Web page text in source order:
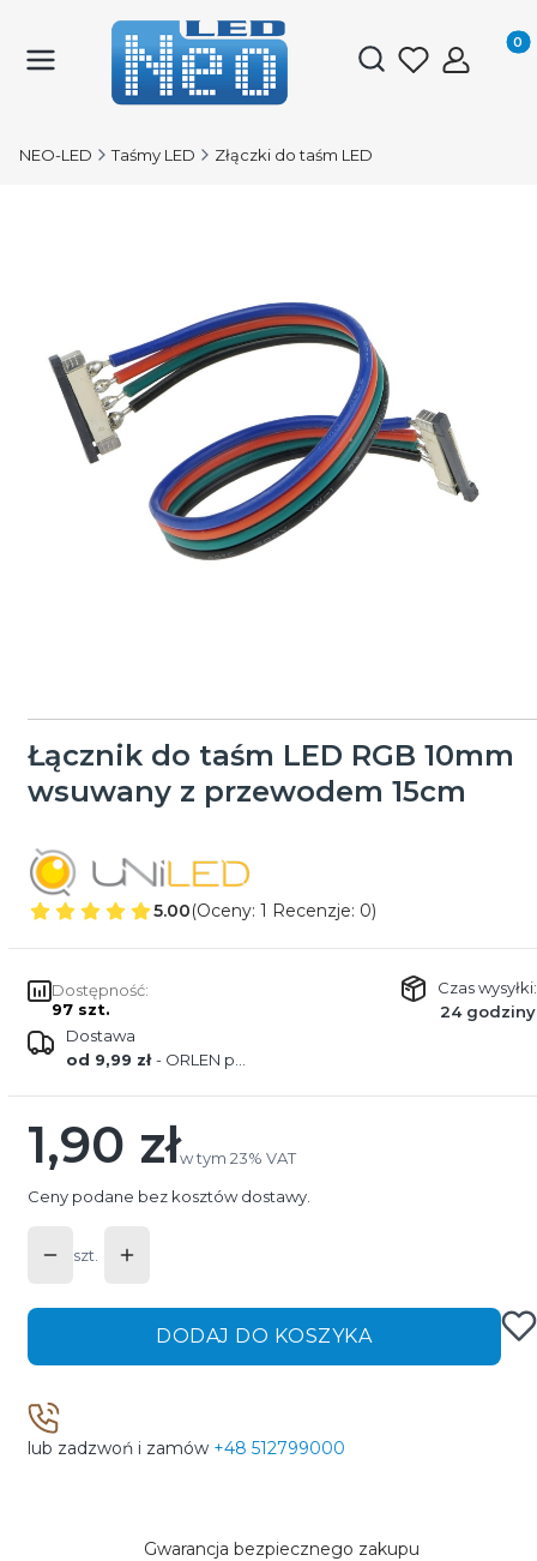
Otwórz
NEO-LED Taśmy LED Złączki do taśm LED
Łącznik do taśm LED RGB 10mm
wsuwany z przewodem 15cm
5.00(Oceny: 1 Recenzje: 0)
Dostępność:
97 szt.
Czas wysyłki:
24 godziny
Dostawa
od 9,99 zł- ORLEN paczka
Cena
1,90 złw tym 23% VAT
w tym 23% VAT
Ceny podane bez kosztów dostawy.
szt.
DODAJ DO KOSZYKA
lub zadzwoń i zamów +48 512799000
Gwarancja bezpiecznego zakupu